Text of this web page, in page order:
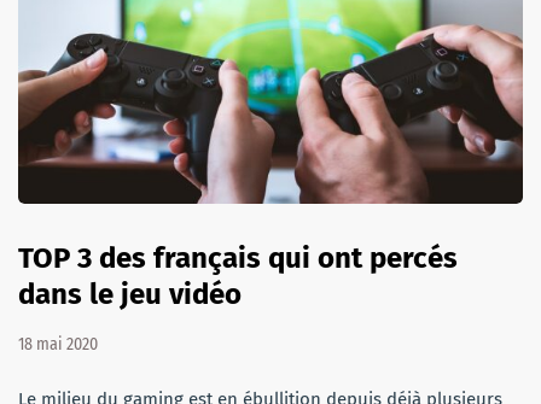
TOP 3 des français qui ont percés
dans le jeu vidéo
18 mai 2020
Le milieu du gaming est en ébullition depuis déjà plusieurs